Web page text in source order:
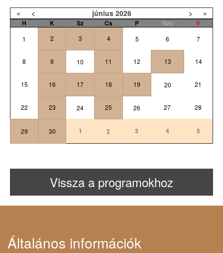
« < június 2026 > »
H K Sz Cs P Szo V
1 2 3 4 5 6 7
8 9 10 11 12 13 14
15 16 17 18 19 20 21
22 23 24 25 26 27 28
29 30 1 2 3 4 5
Vissza a programokhoz
Általános információk